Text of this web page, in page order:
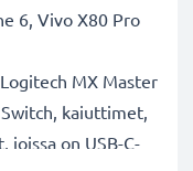
6, Vivo X80 Pro
MX Master
kaiuttimet,
on USB-C-